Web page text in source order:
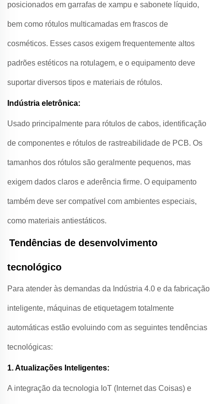
posicionados em garrafas de xampu e sabonete líquido,
bem como rótulos multicamadas em frascos de
cosméticos. Esses casos exigem frequentemente altos
padrões estéticos na rotulagem, e o equipamento deve
suportar diversos tipos e materiais de rótulos.
Indústria eletrônica:
Usado principalmente para rótulos de cabos, identificação
de componentes e rótulos de rastreabilidade de PCB. Os
tamanhos dos rótulos são geralmente pequenos, mas
exigem dados claros e aderência firme. O equipamento
também deve ser compatível com ambientes especiais,
como materiais antiestáticos.
Tendências de desenvolvimento
tecnológico
Para atender às demandas da Indústria 4.0 e da fabricação
inteligente, máquinas de etiquetagem totalmente
automáticas estão evoluindo com as seguintes tendências
tecnológicas:
1. Atualizações Inteligentes:
A integração da tecnologia IoT (Internet das Coisas) e